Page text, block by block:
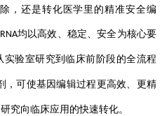
，还是转化医学里的精准安全编
均以高效、稳定、安全为核心要
实验室研究到临床前阶段的全流程
，可使基因编辑过程更高效、更精
究向临床应用的快速转化。